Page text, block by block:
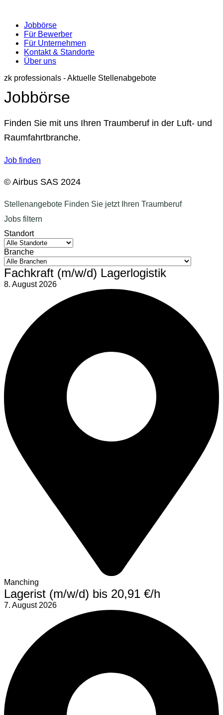
Jobbörse
Für Bewerber
Für Unternehmen
Kontakt & Standorte
Über uns
zk professionals - Aktuelle Stellenabgebote
Jobbörse
Finden Sie mit uns Ihren Traumberuf in der Luft- und
Raumfahrtbranche.
Job finden
© Airbus SAS 2024
Stellenangebote Finden Sie jetzt Ihren Traumberuf
Jobs filtern
Standort
Branche
Fachkraft (m/w/d) Lagerlogistik
8. August 2026
Manching
Lagerist (m/w/d) bis 20,91 €/h
7. August 2026